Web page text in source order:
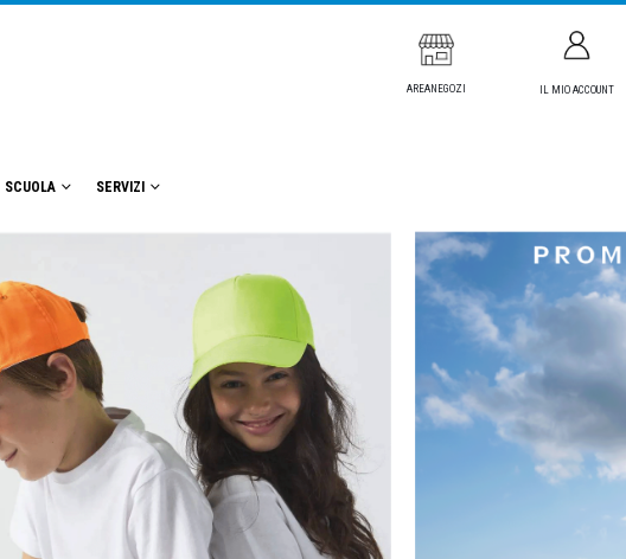
AREANEGOZI IL MIO ACCOUNT
SCUOLA SERVIZI